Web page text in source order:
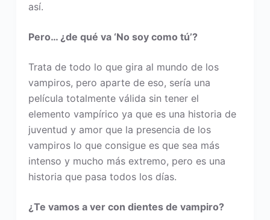
así.
Pero… ¿de qué va ‘No soy como tú’?
Trata de todo lo que gira al mundo de los
vampiros, pero aparte de eso, sería una
película totalmente válida sin tener el
elemento vampírico ya que es una historia de
juventud y amor que la presencia de los
vampiros lo que consigue es que sea más
intenso y mucho más extremo, pero es una
historia que pasa todos los días.
¿Te vamos a ver con dientes de vampiro?